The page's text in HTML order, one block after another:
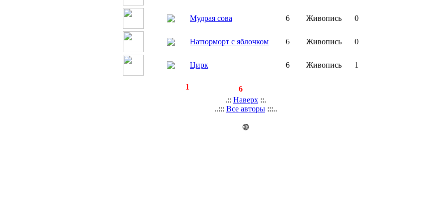
Мудрая сова 6 Живопись 0
Натюрморт с яблочком 6 Живопись 0
Цирк 6 Живопись 1
1
6
.:: Наверх ::.
..::: Все авторы :::..
🌐